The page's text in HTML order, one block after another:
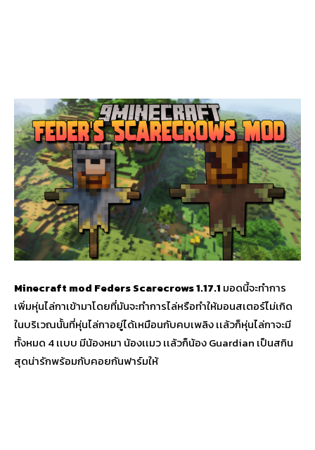
Minecraft mod Feders Scarecrows 1.17.1 มอดนี้จะทำการ
เพิ่มหุ่นไล่กาเข้ามาโดยที่มันจะทำการไล่หรือทำให้มอนสเตอร์ไม่เกิด
ในบริเวณนั้นที่หุ่นไล่กาอยู่ได้เหมือนกับคบเพลิง เเล้วก็หุ่นไล่กาจะมี
ทั้งหมด 4 เเบบ มีน้องหมา น้องเเมว เเล้วก็น้อง Guardian เป็นสกิน
สุดน่ารักพร้อมกับคอยกันฟาร์มให้